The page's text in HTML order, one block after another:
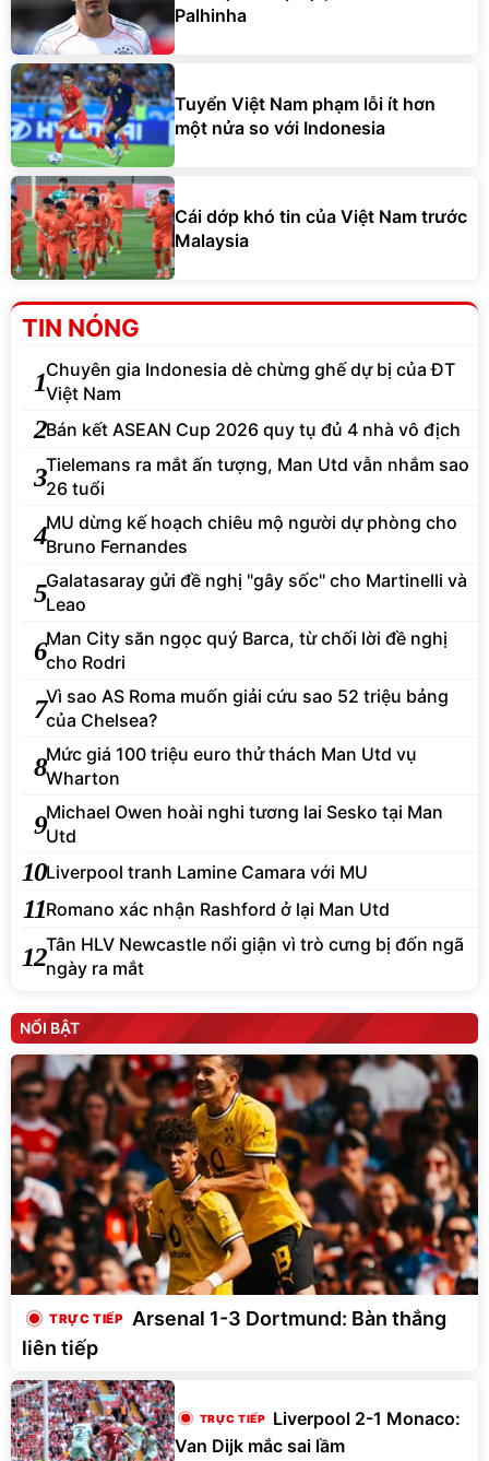
Palhinha
Tuyển Việt Nam phạm lỗi ít hơn
một nửa so với Indonesia
Cái dớp khó tin của Việt Nam trước
Malaysia
TIN NÓNG
1Chuyên gia Indonesia dè chừng ghế dự bị của ĐT
Việt Nam
2Bán kết ASEAN Cup 2026 quy tụ đủ 4 nhà vô địch
3Tielemans ra mắt ấn tượng, Man Utd vẫn nhắm sao
26 tuổi
4MU dừng kế hoạch chiêu mộ người dự phòng cho
Bruno Fernandes
5Galatasaray gửi đề nghị "gây sốc" cho Martinelli và
Leao
6Man City săn ngọc quý Barca, từ chối lời đề nghị
cho Rodri
7Vì sao AS Roma muốn giải cứu sao 52 triệu bảng
của Chelsea?
8Mức giá 100 triệu euro thử thách Man Utd vụ
Wharton
9Michael Owen hoài nghi tương lai Sesko tại Man
Utd
10Liverpool tranh Lamine Camara với MU
11Romano xác nhận Rashford ở lại Man Utd
12Tân HLV Newcastle nổi giận vì trò cưng bị đốn ngã
ngày ra mắt
NỔI BẬT
Arsenal 1-3 Dortmund: Bàn thắng
liên tiếp
Liverpool 2-1 Monaco:
Van Dijk mắc sai lầm